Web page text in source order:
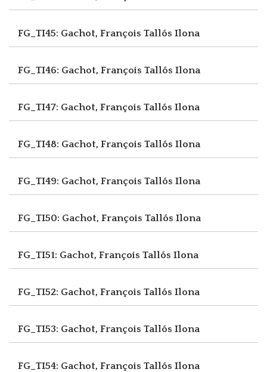
FG_TI45: Gachot, François Tallós Ilona
FG_TI46: Gachot, François Tallós Ilona
FG_TI47: Gachot, François Tallós Ilona
FG_TI48: Gachot, François Tallós Ilona
FG_TI49: Gachot, François Tallós Ilona
FG_TI50: Gachot, François Tallós Ilona
FG_TI51: Gachot, François Tallós Ilona
FG_TI52: Gachot, François Tallós Ilona
FG_TI53: Gachot, François Tallós Ilona
FG_TI54: Gachot, François Tallós Ilona